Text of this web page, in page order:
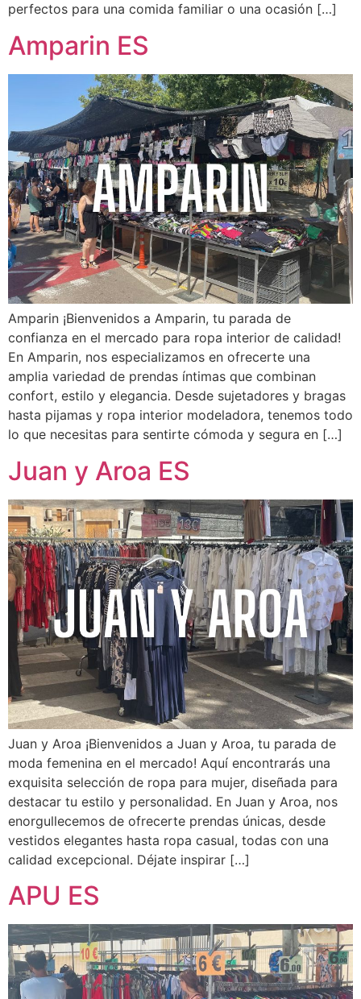
perfectos para una comida familiar o una ocasión […]
Amparin ES
Amparin ¡Bienvenidos a Amparin, tu parada de
confianza en el mercado para ropa interior de calidad!
En Amparin, nos especializamos en ofrecerte una
amplia variedad de prendas íntimas que combinan
confort, estilo y elegancia. Desde sujetadores y bragas
hasta pijamas y ropa interior modeladora, tenemos todo
lo que necesitas para sentirte cómoda y segura en […]
Juan y Aroa ES
Juan y Aroa ¡Bienvenidos a Juan y Aroa, tu parada de
moda femenina en el mercado! Aquí encontrarás una
exquisita selección de ropa para mujer, diseñada para
destacar tu estilo y personalidad. En Juan y Aroa, nos
enorgullecemos de ofrecerte prendas únicas, desde
vestidos elegantes hasta ropa casual, todas con una
calidad excepcional. Déjate inspirar […]
APU ES